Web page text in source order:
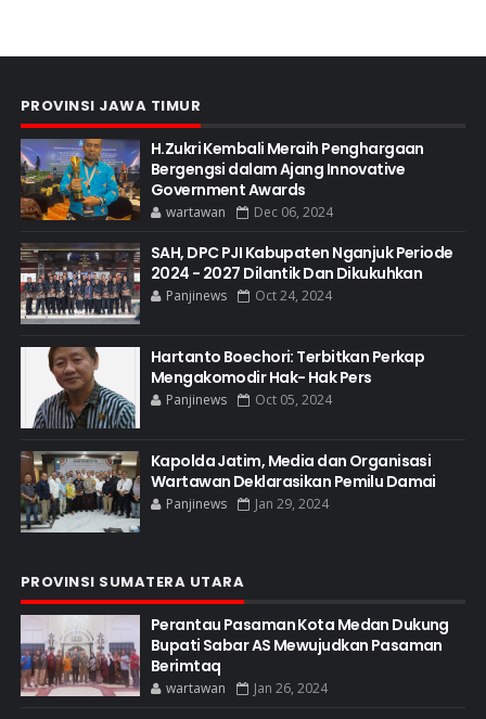
PROVINSI JAWA TIMUR
H.Zukri Kembali Meraih Penghargaan
Bergengsi dalam Ajang Innovative
Government Awards
wartawan Dec 06, 2024
SAH, DPC PJI Kabupaten Nganjuk Periode
2024 - 2027 Dilantik Dan Dikukuhkan
Panjinews Oct 24, 2024
Hartanto Boechori: Terbitkan Perkap
Mengakomodir Hak- Hak Pers
Panjinews Oct 05, 2024
Kapolda Jatim, Media dan Organisasi
Wartawan Deklarasikan Pemilu Damai
Panjinews Jan 29, 2024
PROVINSI SUMATERA UTARA
Perantau Pasaman Kota Medan Dukung
Bupati Sabar AS Mewujudkan Pasaman
Berimtaq
wartawan Jan 26, 2024